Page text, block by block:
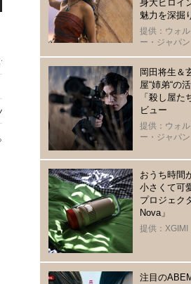
る授賞式に
パンサー』を必要とするのか？
身大ヒロイ
魅力を深掘
提供：ウォ
ー・ジャパン
岡田将生＆
屋“姉弟“の
「殺し屋た
ビュー
提供：ウォ
ー・ジャパン
おうち時間
小さくて可
プロジェク
Nova」
提供：XGIMI
注目の